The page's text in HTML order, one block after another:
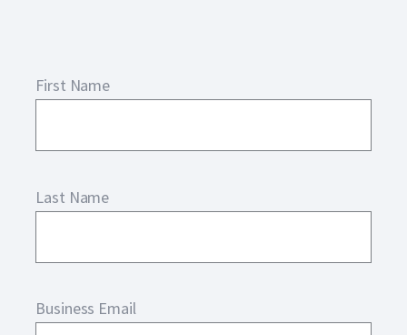
First Name
Last Name
Business Email